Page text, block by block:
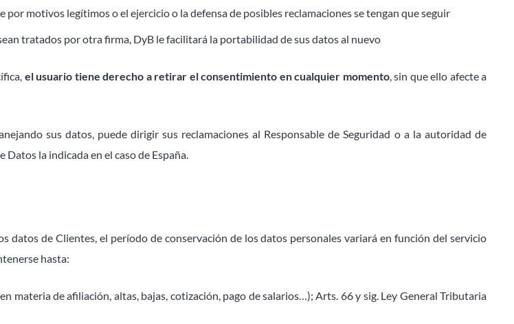
motivos legítimos o el ejercicio o la defensa de posibles reclamaciones se tengan que seguir
tratados por otra firma, DyB le facilitará la portabilidad de sus datos al nuevo
el usuario tiene derecho a retirar el consentimiento en cualquier momento, sin que ello afecte a
sus datos, puede dirigir sus reclamaciones al Responsable de Seguridad o a la autoridad de
la indicada en el caso de España.
datos de Clientes, el período de conservación de los datos personales variará en función del servicio
hasta:
materia de afiliación, altas, bajas, cotización, pago de salarios…); Arts. 66 y sig. Ley General Tributaria